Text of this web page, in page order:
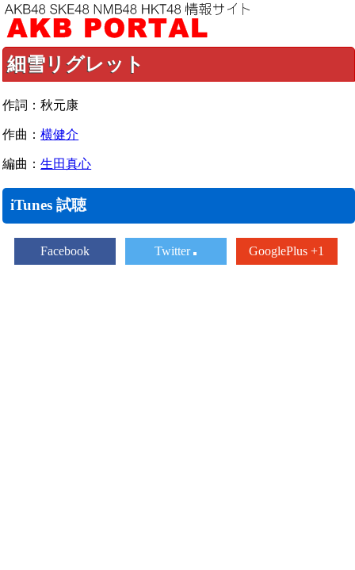
細雪リグレット
作詞：秋元康
作曲：横健介
編曲：生田真心
iTunes 試聴
Facebook Twitter GooglePlus +1